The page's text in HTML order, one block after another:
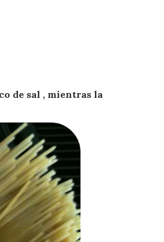
de sal , mientras la